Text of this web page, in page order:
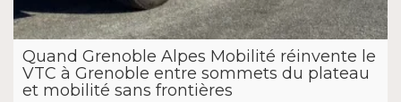
Quand Grenoble Alpes Mobilité réinvente le
VTC à Grenoble entre sommets du plateau
et mobilité sans frontières